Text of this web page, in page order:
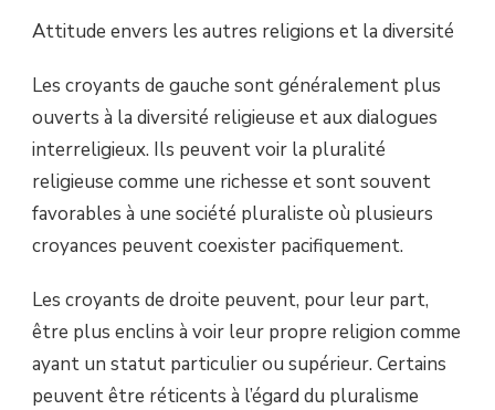
Attitude envers les autres religions et la diversité
Les croyants de gauche sont généralement plus
ouverts à la diversité religieuse et aux dialogues
interreligieux. Ils peuvent voir la pluralité
religieuse comme une richesse et sont souvent
favorables à une société pluraliste où plusieurs
croyances peuvent coexister pacifiquement.
Les croyants de droite peuvent, pour leur part,
être plus enclins à voir leur propre religion comme
ayant un statut particulier ou supérieur. Certains
peuvent être réticents à l’égard du pluralisme